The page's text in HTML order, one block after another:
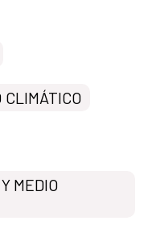
CLIMÁTICO
MEDIO